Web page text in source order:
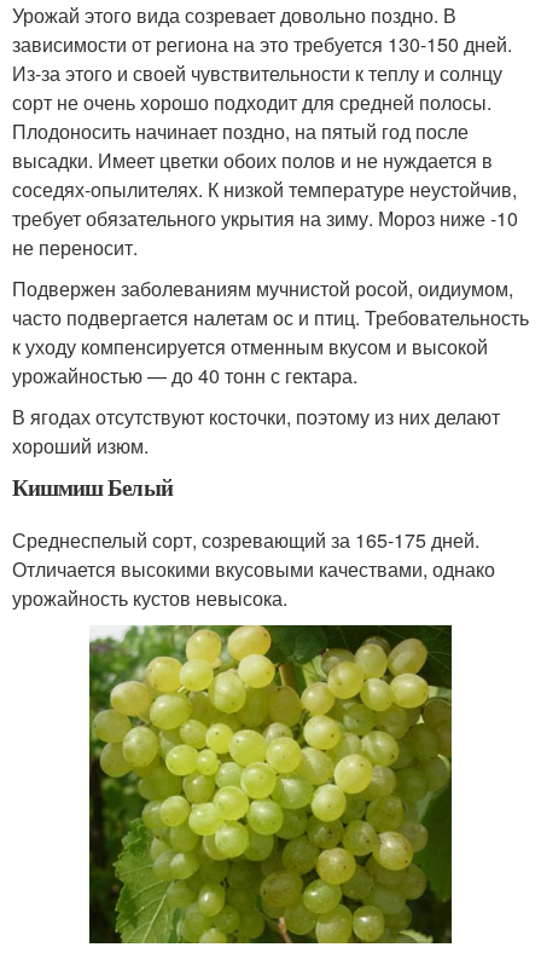
Урожай этого вида созревает довольно поздно. В
зависимости от региона на это требуется 130-150 дней.
Из-за этого и своей чувствительности к теплу и солнцу
сорт не очень хорошо подходит для средней полосы.
Плодоносить начинает поздно, на пятый год после
высадки. Имеет цветки обоих полов и не нуждается в
соседях-опылителях. К низкой температуре неустойчив,
требует обязательного укрытия на зиму. Мороз ниже -10
не переносит.
Подвержен заболеваниям мучнистой росой, оидиумом,
часто подвергается налетам ос и птиц. Требовательность
к уходу компенсируется отменным вкусом и высокой
урожайностью — до 40 тонн с гектара.
В ягодах отсутствуют косточки, поэтому из них делают
хороший изюм.
Кишмиш Белый
Среднеспелый сорт, созревающий за 165-175 дней.
Отличается высокими вкусовыми качествами, однако
урожайность кустов невысока.